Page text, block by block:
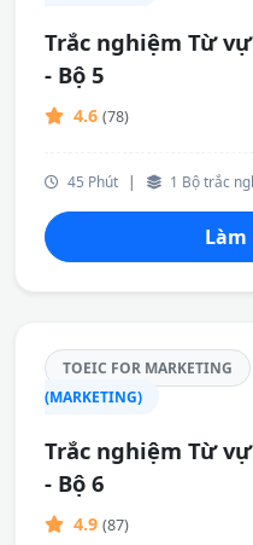
Trắc nghiệm Từ
- Bộ 5
4.6 (78)
45 Phút | 1 Bộ trắc
Làm
TOEIC FOR MARKETING
(MARKETING)
Trắc nghiệm Từ
- Bộ 6
4.9 (87)